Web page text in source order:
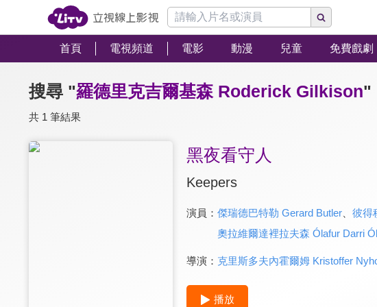
首頁 電視頻道 電影 動漫 兒童 免費戲劇
搜尋 "羅德里克吉爾基森 Roderick Gilkison"
共 1 筆結果
黑夜看守人
Keepers
演員： 傑瑞德巴特勒 Gerard Butler、 彼得
奧拉維爾達裡拉夫森 Ólafur Darri
導演： 克里斯多夫內霍爾姆 Kristoffer
播放